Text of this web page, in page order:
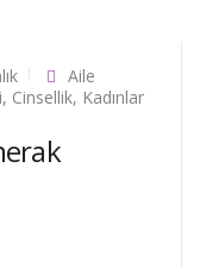
Aile
, Cinsellik, Kadınlar